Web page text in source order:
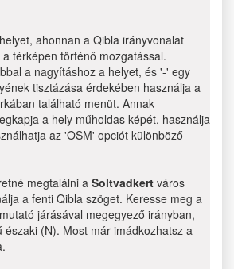
ahonnan a Qibla irányvonalat
térképen történő mozgatással.
a nagyításhoz a helyet, és '-' egy
tisztázása érdekében használja a
található menüt. Annak
a hely műholdas képét, használja
az 'OSM' opciót különböző
megtalálni a Soltvadkert város
a fenti Qibla szöget. Keresse meg a
járásával megegyező irányban,
északi (N). Most már imádkozhatsz a